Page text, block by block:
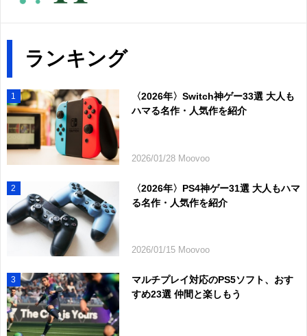
ランキング
1
〈2026年〉Switch神ゲー33選 大人も
ハマる名作・人気作を紹介
2026/01/28 Moovoo
2
〈2026年〉PS4神ゲー31選 大人もハマ
る名作・人気作を紹介
2026/01/15 Moovoo
3
マルチプレイ対応のPS5ソフト、おす
すめ23選 仲間と楽しもう